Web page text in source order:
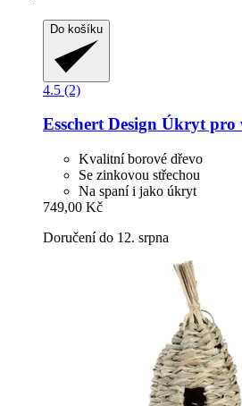
Do košíku
4.5 (2)
Esschert Design Úkryt pro
Kvalitní borové dřevo
Se zinkovou střechou
Na spaní i jako úkryt
749,00 Kč
Doručení do 12. srpna